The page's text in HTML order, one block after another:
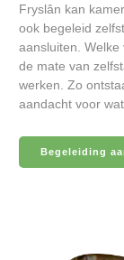
Fryslân kan
ook begeleid
aansluiten. Welke
de mate van
werken. Zo
aandacht voor
Begeleiding